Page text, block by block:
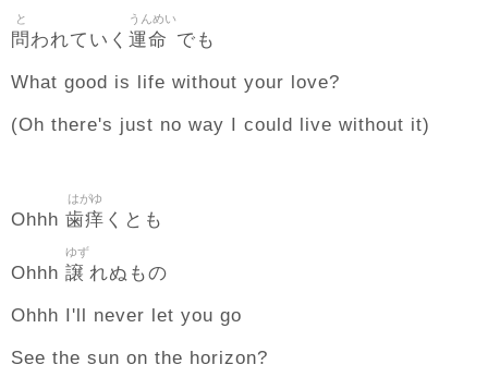
問
と
われていく 運命
うんめい
でも
What good is life without your love?
(Oh there's just no way I could live without it)
Ohhh 歯痒
はがゆ
くとも
Ohhh 譲
ゆず
れぬもの
Ohhh I'll never let you go
See the sun on the horizon?